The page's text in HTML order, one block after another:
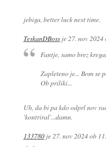
jebiga, better luck next time.
TeskanDBossje 27. nov
Fantje, samo brez
Zapleteno je... Bom se
Ob priliki...
Uh, da bi pa kdo odprl nov
'kontriral'...damn.
133780je27. nov 2024 ob